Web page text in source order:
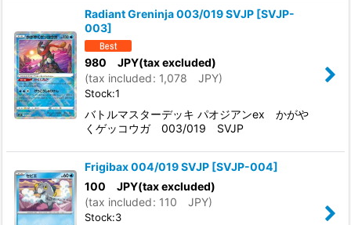
Radiant Greninja 003/019 SVJP [SVJP-
003]
980 JPY(tax excluded)
(tax included: 1,078 JPY)
Stock:1
バトルマスターデッキ パオジアンex かがや
くゲッコウガ 003/019 SVJP
Frigibax 004/019 SVJP [SVJP-004]
100 JPY(tax excluded)
(tax included: 110 JPY)
Stock:3